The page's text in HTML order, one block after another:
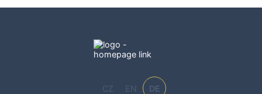
CZ EN DE